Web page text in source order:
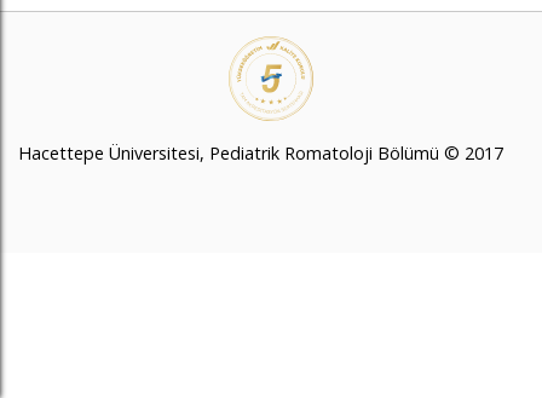
Hacettepe Üniversitesi, Pediatrik Romatoloji Bölümü © 2017